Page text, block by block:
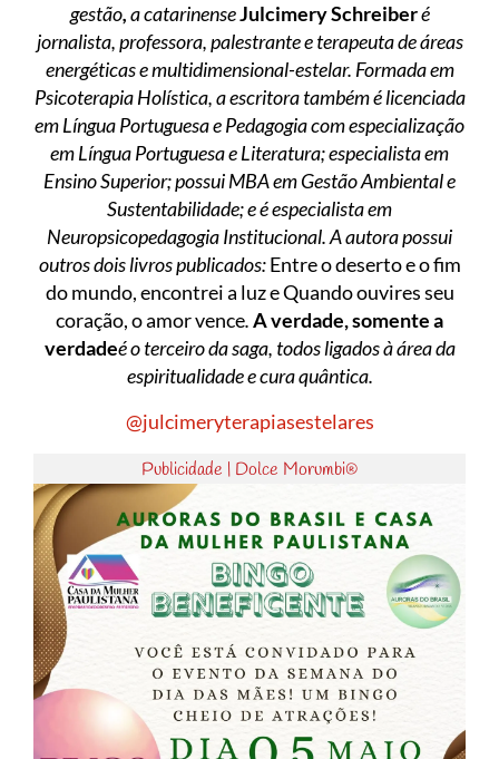
gestão,a catarinenseJulcimery Schreiberé
jornalista, professora, palestrante e terapeuta de áreas
energéticas e multidimensional-estelar. Formada em
Psicoterapia Holística, a escritora também é licenciada
em Língua Portuguesa e Pedagogia com especialização
em Língua Portuguesa e Literatura; especialista em
Ensino Superior; possui MBA em Gestão Ambiental e
Sustentabilidade; e é especialista em
Neuropsicopedagogia Institucional. A autora possui
outros dois livros publicados:Entre o deserto e o fim
do mundo, encontrei a luz e Quando ouvires seu
coração, o amor vence.A verdade, somente a
verdadeé o terceiro da saga, todos ligados à área da
espiritualidade e cura quântica.
@julcimeryterapiasestelares
Publicidade | Dolce Morumbi®